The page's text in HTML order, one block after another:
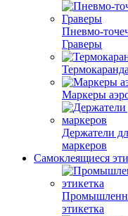
Пневмо-
Граверы
Маркеры
Держатели
маркеров
Самоклеящиеся
этикетка